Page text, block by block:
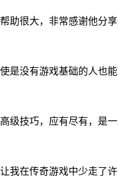
助很大，非常感谢他分享
是没有游戏基础的人也能
级技巧，应有尽有，是
我在传奇游戏中少走了